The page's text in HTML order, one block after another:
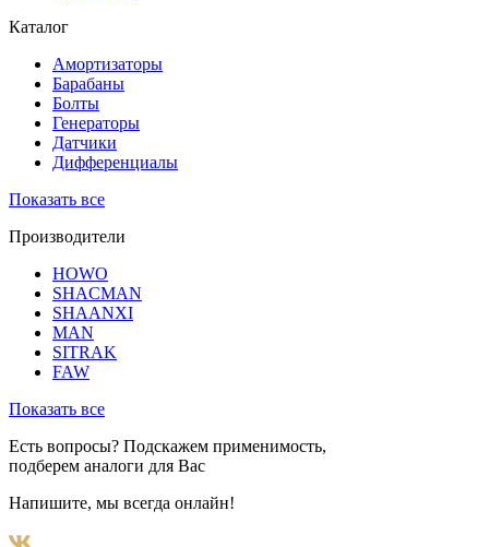
Каталог
Амортизаторы
Барабаны
Болты
Генераторы
Датчики
Дифференциалы
Показать все
Производители
HOWO
SHACMAN
SHAANXI
MAN
SITRAK
FAW
Показать все
Есть вопросы? Подскажем применимость,
подберем аналоги для Вас
Напишите, мы всегда онлайн!